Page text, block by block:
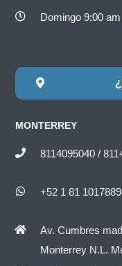
Domingo 9:00
MONTERREY
8114095040 /
+52 1 81
Av. Cumbres
Monterrey N.L.